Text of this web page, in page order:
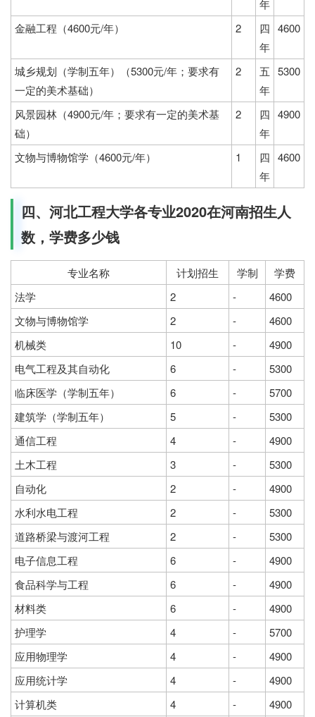
年
金融工程（4600元/年）
2
四
年
4600
城乡规划（学制五年）（5300元/年；要求有
一定的美术基础）
2
五
年
5300
风景园林（4900元/年；要求有一定的美术基
础）
2
四
年
4900
文物与博物馆学（4600元/年） 1
四
年
4600
四、河北工程大学各专业2020在河南招生人
数，学费多少钱
专业名称 计划招生 学制
学费
法学
2 -
4600
文物与博物馆学
2 -
4600
机械类
10 -
4900
电气工程及其自动化
6 -
5300
临床医学（学制五年）
6 -
5700
建筑学（学制五年）
5 -
5300
通信工程
4 -
4900
土木工程
3 -
5300
自动化
2 -
4900
水利水电工程
2 -
5300
道路桥梁与渡河工程
2 -
5300
电子信息工程
6 -
4900
食品科学与工程
6 -
4900
材料类
6 -
4900
护理学
4 -
5700
应用物理学
4 -
4900
应用统计学
4 -
4900
计算机类
4 -
4900